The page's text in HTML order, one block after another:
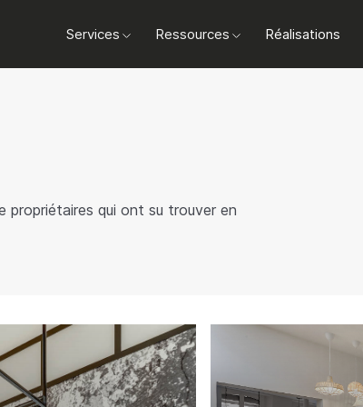
Services Ressources Réalisations
propriétaires qui ont su trouver en